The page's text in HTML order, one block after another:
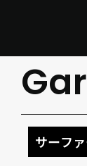
サーフ